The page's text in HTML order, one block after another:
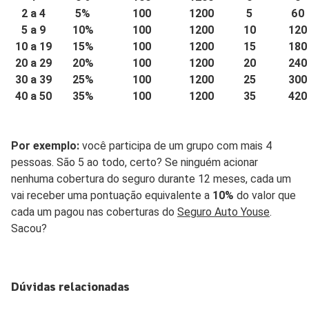
2 a 4
5% 100 1200 5
60
5 a 9
10% 100 1200 10
120
10 a 19
15% 100 1200 15
180
20 a 29
20% 100 1200 20
240
30 a 39
25% 100 1200 25
300
40 a 50
35% 100 1200 35 420
Por exemplo: você participa de um grupo com mais 4
pessoas. São 5 ao todo, certo? Se ninguém acionar
nenhuma cobertura do seguro durante 12 meses, cada um
vai receber uma pontuação equivalente a 10% do valor que
cada um pagou nas coberturas do Seguro Auto Youse.
Sacou?
Dúvidas relacionadas